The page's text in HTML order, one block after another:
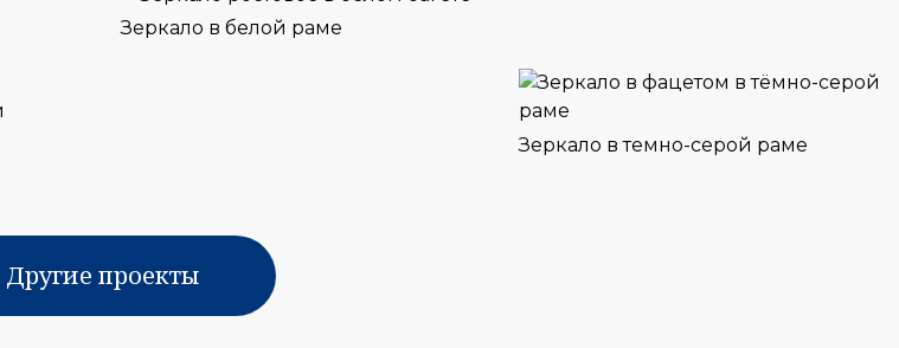
Зеркало в белой раме
Зеркало в темно-серой раме
Другие проекты